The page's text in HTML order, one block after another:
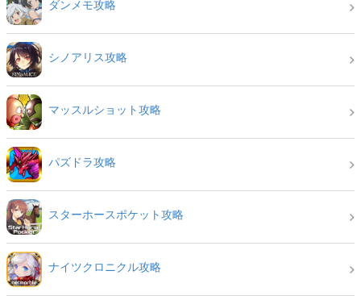
ダンメモ攻略
シノアリス攻略
マッスルショット攻略
パズドラ攻略
スターホースポケット攻略
ナイツクロニクル攻略